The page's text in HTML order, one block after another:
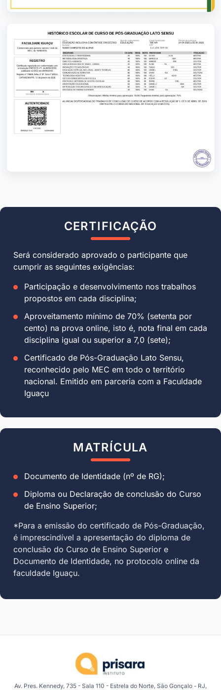
CERTIFICAÇÃO
Será considerado aprovado o participante que
cumprir as seguintes exigências:
Participação e desenvolvimento nos trabalhos
propostos em cada disciplina;
Aproveitamento mínimo de 70% (setenta por
cento) na prova online, isto é, nota final em cada
disciplina igual ou superior a 7,0 (sete);
Certificado de Pós-Graduação Lato Sensu,
reconhecido pelo MEC em todo o território
nacional. Emitido em parceria com a Faculdade
Iguaçu
MATRÍCULA
Documento de Identidade (nº de RG);
Diploma ou Declaração de conclusão do Curso
de Ensino Superior;
*Para a emissão do certificado de Pós-Graduação,
é imprescindível a apresentação do diploma de
conclusão do Curso de Ensino Superior e
Documento de Identidade, no protocolo online da
faculdade Iguaçu.
Av. Pres. Kennedy, 735 - Sala 110 - Estrela do Norte, São Gonçalo - RJ,